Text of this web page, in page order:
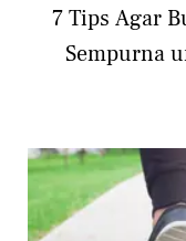
7 Tips Agar
Sempurna